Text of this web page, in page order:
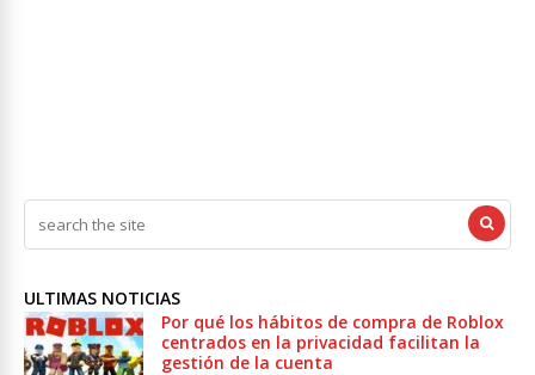
ULTIMAS NOTICIAS
Por qué los hábitos de compra de Roblox
centrados en la privacidad facilitan la
gestión de la cuenta